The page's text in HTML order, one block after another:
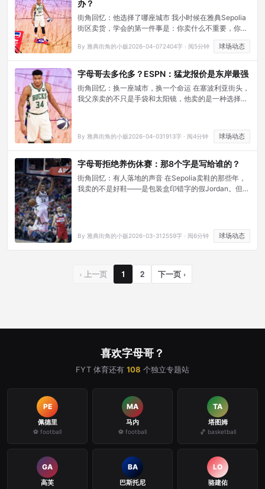
办？
街角回忆：他选择了哪座城市 我小时候在雅典Sepolia
街区卖货，学会的第一件事是：你卖什么不重要，你站
在哪个街角才重要。同样的太阳镜，在宪法广场卖出三
倍价钱。 扬尼斯·阿德托昆博——字母哥——也懂这个
道理。他在接受密尔沃基《每日哨兵报》专访时亲口说
出那个名字：尼克斯。不是湖人，不是勇士，不是太
By 雅典街角的小贩2026-04-072404字 · 阅5分钟 球场动态
字母哥去多伦多？ESPN：猛龙报价是东岸最强
街角回忆：换一座城市，换一个命运 在塞波利亚街头，
我父亲卖的不只是手袋和太阳镜，他卖的是一种选择
By 雅典街角的小贩2026-04-031913字 · 阅4分钟 球场动态
字母哥拒绝养伤休赛：那8个字是写给谁的？
街角回忆：有人落地的声音 在Sepolia卖鞋的那些年，
我卖的不是好鞋——是包装盒印错字的假Jordan。但每
By 雅典街角的小贩2026-03-312559字 · 阅6分钟 球场动态
‹ 上一页 1 2 下一页 ›
喜欢字母哥？
FYT 体育还有 108 个独立专题站
PE
佩德里
⚽ football
MA
马内
⚽ football
TA
塔图姆
🏀 basketball
GA
高芙
BA
巴斯托尼
LO
骆建佑